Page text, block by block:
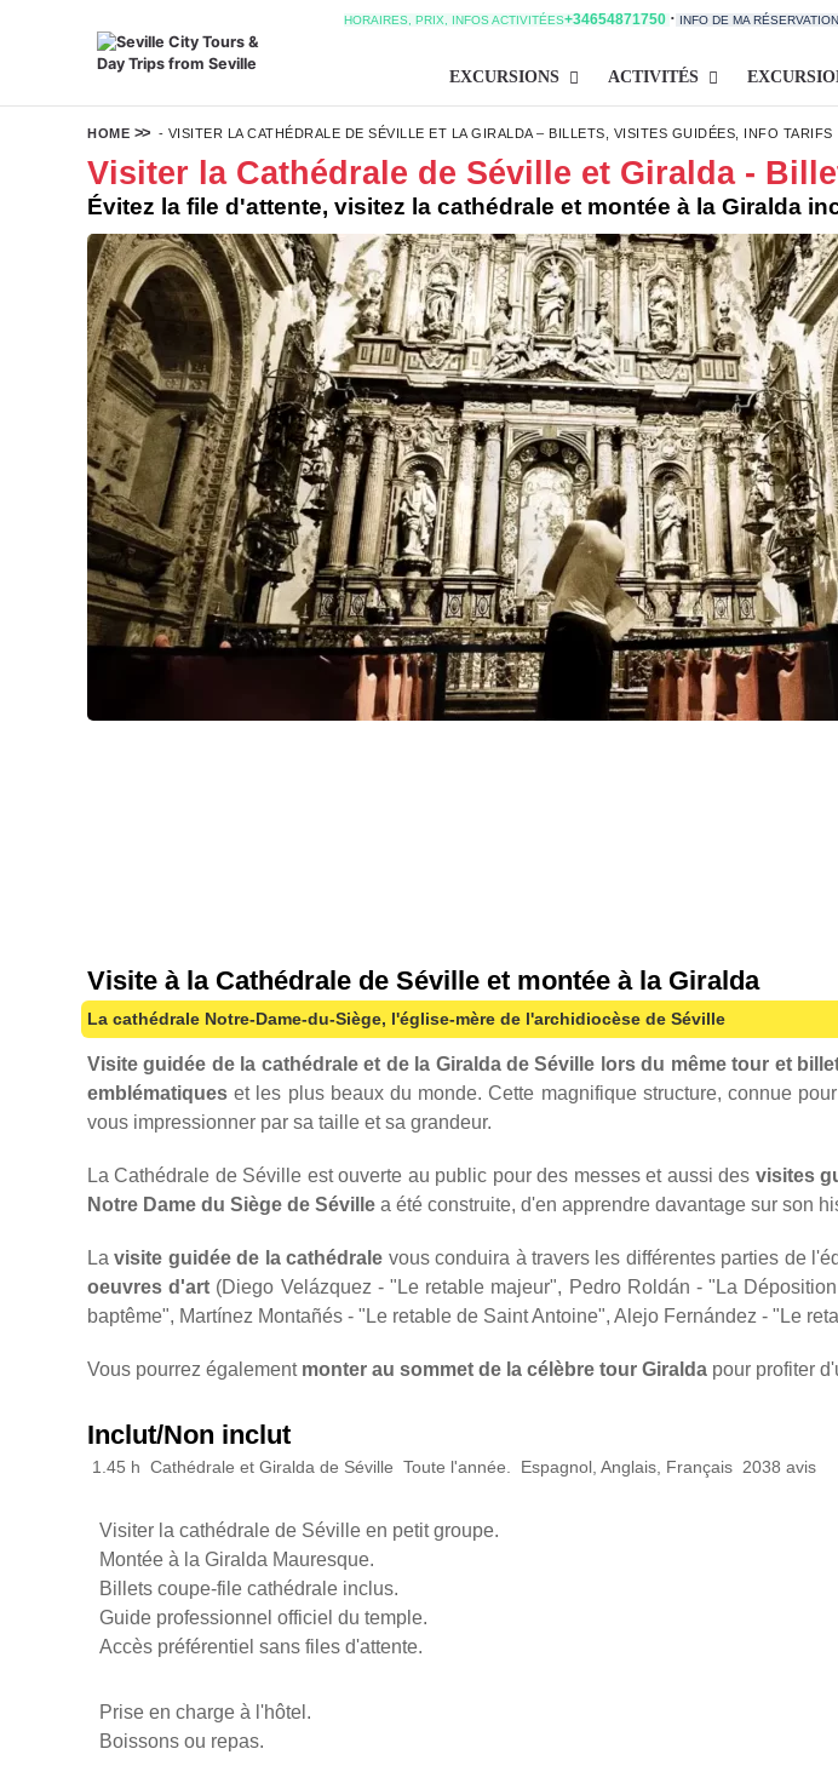
HORAIRES, PRIX, INFOS ACTIVITÉES+34654871750 · INFO DE MA
EXCURSIONS ACTIVITÉS
HOME - VISITER LA CATHÉDRALE DE SÉVILLE ET LA GIRALDA – BILLETS, VISITES GUIDÉES, INFO TARIFS
Visiter la Cathédrale de Séville et Giralda -
Évitez la file d'attente, visitez la cathédrale et montée à la Giralda
Visite à la Cathédrale de Séville et montée à la Giralda
La cathédrale Notre-Dame-du-Siège, l'église-mère de l'archidiocèse de Séville
Visite guidée de la cathédrale et de la Giralda de Séville lors du même tour et
emblématiques et les plus beaux du monde. Cette magnifique structure, connue
vous impressionner par sa taille et sa grandeur.
La Cathédrale de Séville est ouverte au public pour des messes et aussi des visites
Notre Dame du Siège de Séville a été construite, d'en apprendre davantage sur son
Lavisite guidée de la cathédrale vous conduira à travers les différentes parties de
oeuvres d'art (Diego Velázquez - "Le retable majeur", Pedro Roldán - "La
baptême", Martínez Montañés - "Le retable de Saint Antoine", Alejo Fernández - "Le
Vous pourrez également monter au sommet de la célèbre tour Giralda pour profiter
Inclut/Non inclut
1.45 h Cathédrale et Giralda de Séville Toute l'année. Espagnol, Anglais, Français 2038 avis
Visiter la cathédrale de Séville en petit groupe.
Montée à la Giralda Mauresque.
Billets coupe-file cathédrale inclus.
Guide professionnel officiel du temple.
Accès préférentiel sans files d'attente.
Prise en charge à l'hôtel.
Boissons ou repas.